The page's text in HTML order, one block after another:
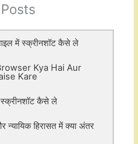
में स्क्रीनशॉट कैसे ले
Kya Hai Aur
Kare
कैसे ले
न्यायिक हिरासत में क्या अंतर